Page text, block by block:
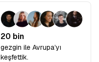
20 bin
gezgin ile Avrupa’yı
keşfettik.